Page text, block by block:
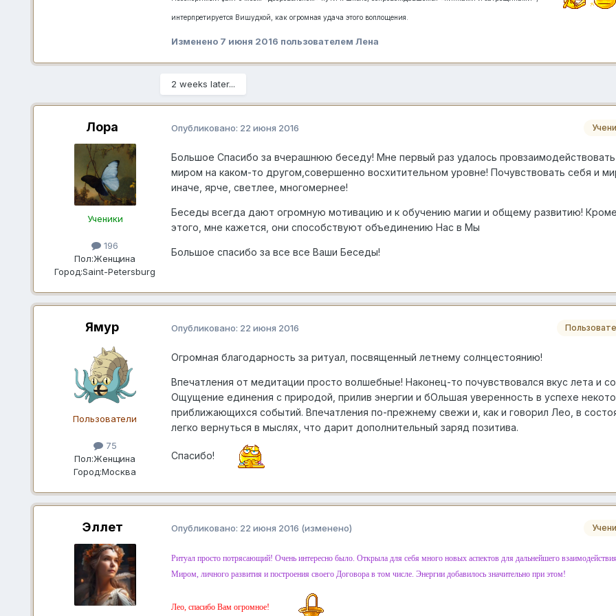
интерпретируется Вишудхой, как огромная удача этого воплощения.
Изменено 7 июня 2016 пользователем Лена
2 weeks later...
Лора
Ученики
196
Пол:Женщина
Город:Saint-Petersburg
Опубликовано: 22 июня 2016
Большое Спасибо за вчерашнюю беседу! Мне первый раз удалось провзаимодействовать
миром на каком-то другом,совершенно восхитительном уровне! Почувствовать себя и
иначе, ярче, светлее, многомернее!
Беседы всегда дают огромную мотивацию и к обучению магии и общему развитию! Кроме
этого, мне кажется, они способствуют объединению Нас в Мы
Большое спасибо за все все Ваши Беседы!
Ямур
Пользователи
75
Пол:Женщина
Город:Москва
Опубликовано: 22 июня 2016
Огромная благодарность за ритуал, посвященный летнему солнцестоянию!
Впечатления от медитации просто волшебные! Наконец-то почувствовался вкус лета и
Ощущение единения с природой, прилив энергии и бОльшая уверенность в успехе
приближающихся событий. Впечатления по-прежнему свежи и, как и говорил Лео, в
легко вернуться в мыслях, что дарит дополнительный заряд позитива.
Спасибо!
Эллет Опубликовано: 22 июня 2016 (изменено)
Ритуал просто потрясающий! Очень интересно было. Открыла для себя много новых аспектов для дальнейшего
Миром, личного развития и построения своего Договора в том числе. Энергии добавилось значительно при этом!
Лео, спасибо Вам огромное!